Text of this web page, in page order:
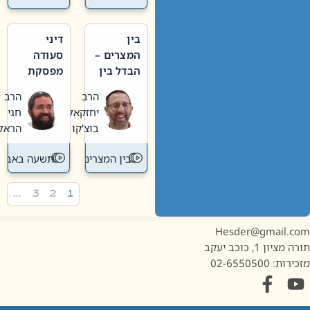
בין
המצרים –
הבדל בין
חדשה
לישנה
הרב
יחזקאל
בוצ'קו
בין המצרים
דיני
סעודה
מפסקת
תשעה
באב
הרב
חגי
הראל
תשעה באב
1, כוכב יעקב
02-6550500